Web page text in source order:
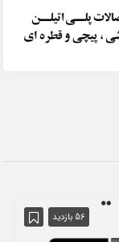
56 بازدید